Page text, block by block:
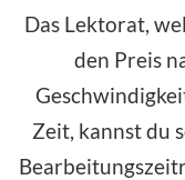
Das Lektorat,
den Preis
Zeit, kannst du